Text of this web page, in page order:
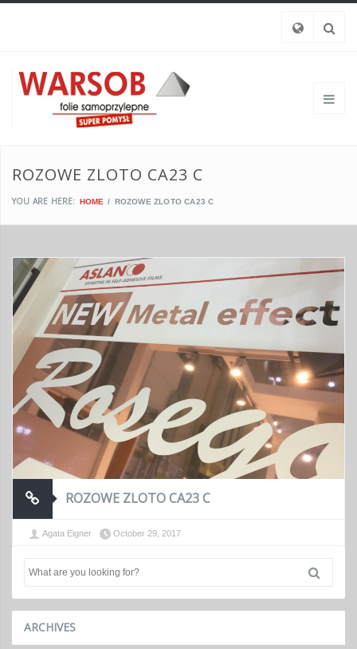
ROZOWE ZLOTO CA23 C
YOU ARE HERE: HOME ROZOWE ZLOTO CA23 C
ROZOWE ZLOTO CA23 C
Agata Eigner October 29, 2017
ARCHIVES